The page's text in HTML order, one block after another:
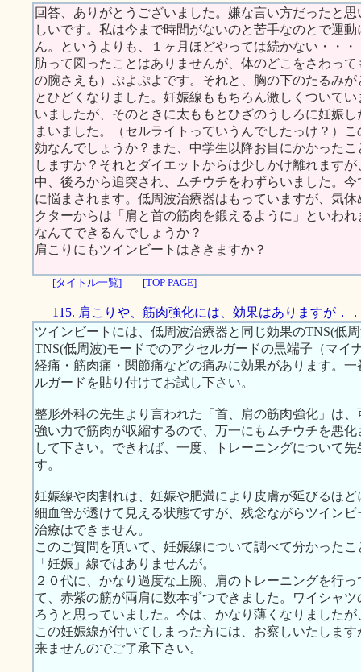
回答、ありがとうございました。嫌な言い方だったと
しいです。私は今まで時間がないのと苦手なのとで運
ん。というよりも、１ヶ月ほどやっては続かない・・
肪って図ったことはありませんが、体のどこをさわっ
の腕さえも）ぷよぷよです。それと、胸の下のたるみ
とひどくなりました。妊娠線ももちろん激しくついて
いましたが、そのときに太ももとひざのうしろに妊娠
まいました。（セルライトっていうんでしたっけ？）
効なんでしょうか？また、中学生以降お目にかかった
しますか？それとダイエットからは少しかけ離れます
中、後ろから追突され、ムチウチをわずらいました。
に悩まされます。低周波治療器はもっていますが、気
クターからは「肩と首の筋肉を鍛えるように」といわ
なんてできるんでしょうか？
肩こりにもツインビートはききますか？
[タイトル一覧] [TOP PAGE]
115. 肩こりや、筋肉強化には、効果はありますが．．
ツインビートには、低周波治療器と同じ効果のTNS(低
TNS(低周波)モードでのアクセルガードの黒端子（マイ
経痛・筋肉痛・関節痛などの痛みに効果があります。
ルガードを貼り付けてお試し下さい。
整形外科の先生より言われた「首、肩の筋肉強化」は
強い力で筋肉が収縮するので、万一にもムチウチを悪
して下さい。できれば、一度、トレーニングについて
す。
妊娠線や肉割れは、妊娠や肥満により皮膚が延びるほ
細血管が透けて見える状態ですが、残念ながらツイン
治療はできません。
このご質問を頂いて、妊娠線について調べて分かった
「妊娠」線ではありませんが。
２０代に、かなり過度な上腕、肩のトレーニングを行
て、赤紫の筋が両肩に数本ずつできました。ワイシャ
ろうと思っていました。今は、かなり薄くなりました
この妊娠線が付いてしまった方には、お察しいたしま
来ませんのでご了承下さい。